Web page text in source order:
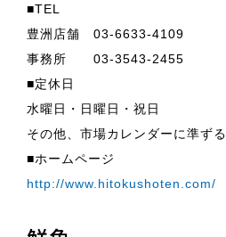
■TEL
豊洲店舗 03-6633-4109
事務所 03-3543-2455
■定休日
水曜日・日曜日・祝日
その他、市場カレンダーに準ずる
■ホームページ
http://www.hitokushoten.com/